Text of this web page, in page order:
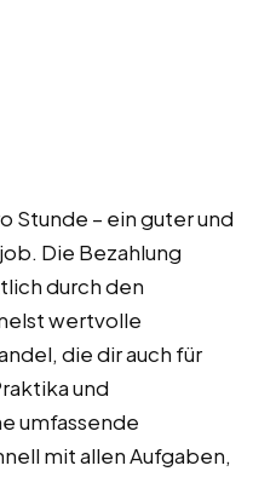
Stunde – ein guter und
Die Bezahlung
durch den
wertvolle
die dir auch für
und
umfassende
mit allen Aufgaben,